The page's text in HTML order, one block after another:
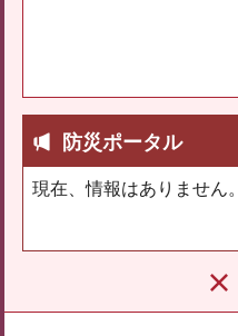
防災ポータル
現在、情報はありません。